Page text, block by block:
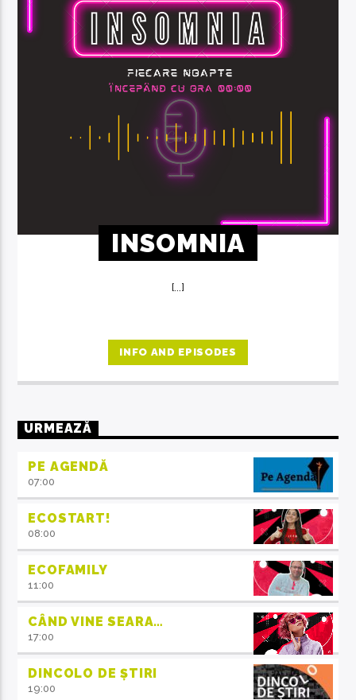
INSOMNIA
[...]
INFO AND EPISODES
URMEAZĂ
PE AGENDĂ
07:00
ECOSTART!
08:00
ECOFAMILY
11:00
CÂND VINE SEARA…
17:00
DINCOLO DE ȘTIRI
19:00